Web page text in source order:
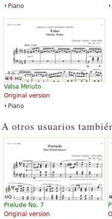
Piano
Valsa Minuto
Original version
Piano
A otros usuarios
Prelude No. 7
Original version